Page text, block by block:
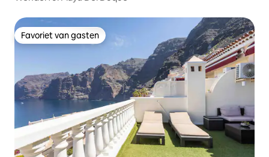
Favoriet van gasten
Favoriet van gasten